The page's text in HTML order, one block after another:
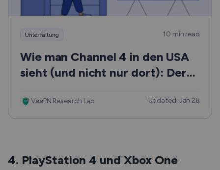
Unterhaltung 10 min read
Wie man Channel 4 in den USA
sieht (und nicht nur dort): Der
Leitfaden
VeePN Research Lab Updated: Jan 28
4. PlayStation 4 und Xbox One